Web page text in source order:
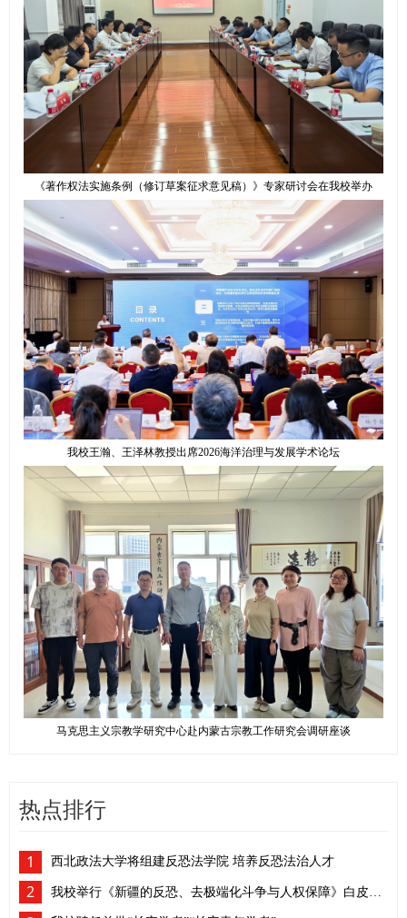
《著作权法实施条例（修订草案征求意见稿）》专家研讨会在我校举办
我校王瀚、王泽林教授出席2026海洋治理与发展学术论坛
马克思主义宗教学研究中心赴内蒙古宗教工作研究会调研座谈
热点排行
1 西北政法大学将组建反恐法学院 培养反恐法治人才
2